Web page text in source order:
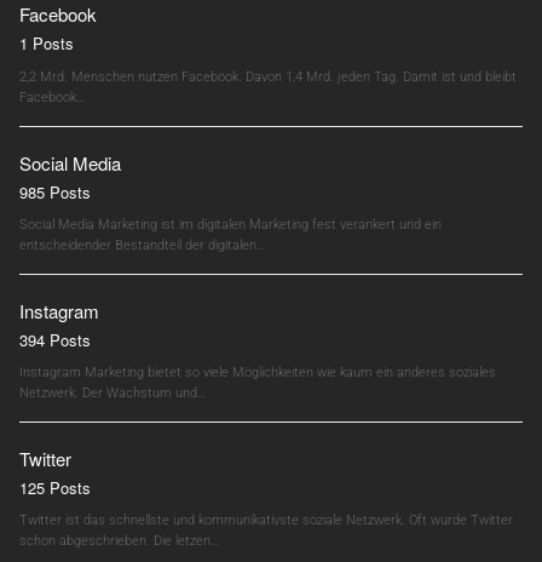
Facebook
1 Posts
2,2 Mrd. Menschen nutzen Facebook. Davon 1,4 Mrd. jeden Tag. Damit ist und bleibt
Facebook…
Social Media
985 Posts
Social Media Marketing ist im digitalen Marketing fest verankert und ein
entscheidender Bestandteil der digitalen…
Instagram
394 Posts
Instagram Marketing bietet so viele Möglichkeiten wie kaum ein anderes soziales
Netzwerk. Der Wachstum und…
Twitter
125 Posts
Twitter ist das schnellste und kommunikativste soziale Netzwerk. Oft wurde Twitter
schon abgeschrieben. Die letzen…